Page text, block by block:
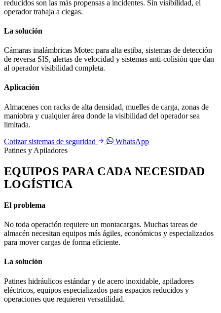
reducidos son las más propensas a incidentes. Sin visibilidad, el
operador trabaja a ciegas.
La solución
Cámaras inalámbricas Motec para alta estiba, sistemas de detección
de reversa SIS, alertas de velocidad y sistemas anti-colisión que dan
al operador visibilidad completa.
Aplicación
Almacenes con racks de alta densidad, muelles de carga, zonas de
maniobra y cualquier área donde la visibilidad del operador sea
limitada.
Cotizar sistemas de seguridad
WhatsApp
Patines y Apiladores
EQUIPOS PARA CADA NECESIDAD
LOGÍSTICA
El problema
No toda operación requiere un montacargas. Muchas tareas de
almacén necesitan equipos más ágiles, económicos y especializados
para mover cargas de forma eficiente.
La solución
Patines hidráulicos estándar y de acero inoxidable, apiladores
eléctricos, equipos especializados para espacios reducidos y
operaciones que requieren versatilidad.